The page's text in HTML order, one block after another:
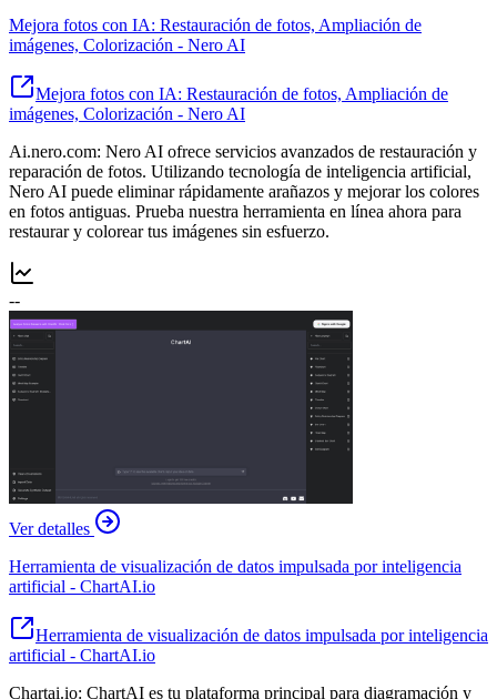
Mejora fotos con IA: Restauración de fotos, Ampliación de
imágenes, Colorización - Nero AI
Mejora fotos con IA: Restauración de fotos, Ampliación de
imágenes, Colorización - Nero AI
Ai.nero.com: Nero AI ofrece servicios avanzados de restauración y
reparación de fotos. Utilizando tecnología de inteligencia artificial,
Nero AI puede eliminar rápidamente arañazos y mejorar los colores
en fotos antiguas. Prueba nuestra herramienta en línea ahora para
restaurar y colorear tus imágenes sin esfuerzo.
--
Ver detalles
Herramienta de visualización de datos impulsada por inteligencia
artificial - ChartAI.io
Herramienta de visualización de datos impulsada por inteligencia
artificial - ChartAI.io
Chartai.io: ChartAI es tu plataforma principal para diagramación y